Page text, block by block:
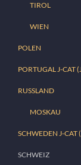
TIROL
WIEN
POLEN
PORTUGAL J-CAT
RUSSLAND
MOSKAU
SCHWEDEN J-CAT
SCHWEIZ